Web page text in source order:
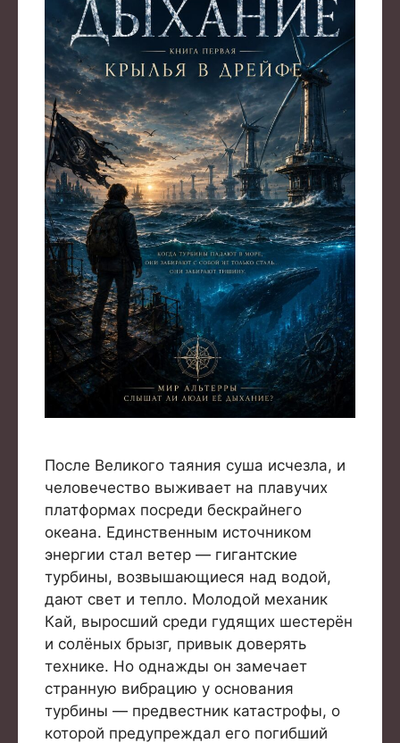
После Великого таяния суша исчезла, и
человечество выживает на плавучих
платформах посреди бескрайнего
океана. Единственным источником
энергии стал ветер — гигантские
турбины, возвышающиеся над водой,
дают свет и тепло. Молодой механик
Кай, выросший среди гудящих шестерён
и солёных брызг, привык доверять
технике. Но однажды он замечает
странную вибрацию у основания
турбины — предвестник катастрофы, о
которой предупреждал его погибший